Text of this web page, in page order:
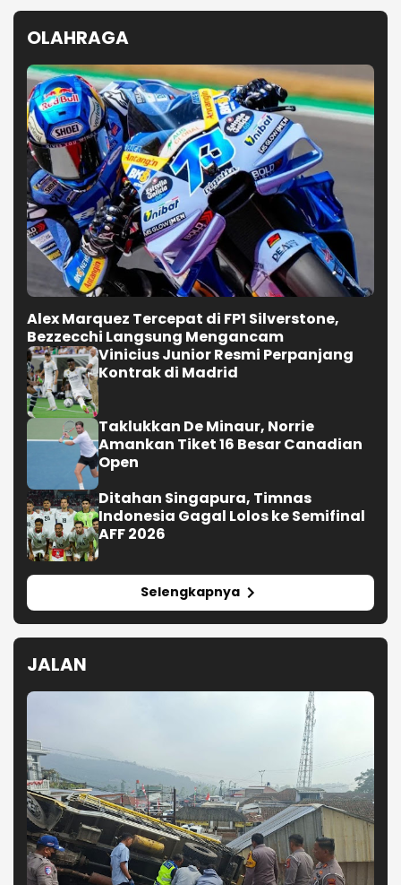
OLAHRAGA
Alex Marquez Tercepat di FP1 Silverstone,
Bezzecchi Langsung Mengancam
Vinicius Junior Resmi Perpanjang
Kontrak di Madrid
Taklukkan De Minaur, Norrie
Amankan Tiket 16 Besar Canadian
Open
Ditahan Singapura, Timnas
Indonesia Gagal Lolos ke Semifinal
AFF 2026
Selengkapnya
JALAN